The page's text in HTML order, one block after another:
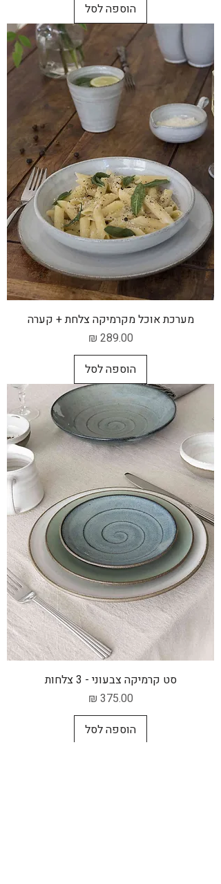
הוספה לסל
מערכת אוכל מקרמיקה צלחת + קערה
מחיר
הוספה לסל
סט קרמיקה צבעוני - 3 צלחות
מחיר
הוספה לסל